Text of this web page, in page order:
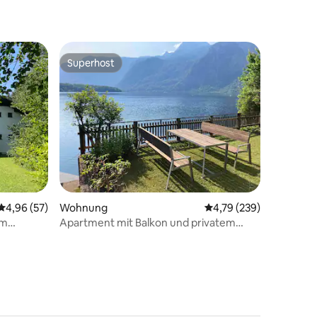
Bewertungen
Bewertung: 4,96 von 5, 57 Bewertungen
4,96 (57)
Superhost
Superhost
Wohnung Durchschnittliche
4,79 (239)
Apartment mit Balkon und privatem